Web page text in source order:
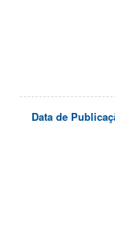
Data de